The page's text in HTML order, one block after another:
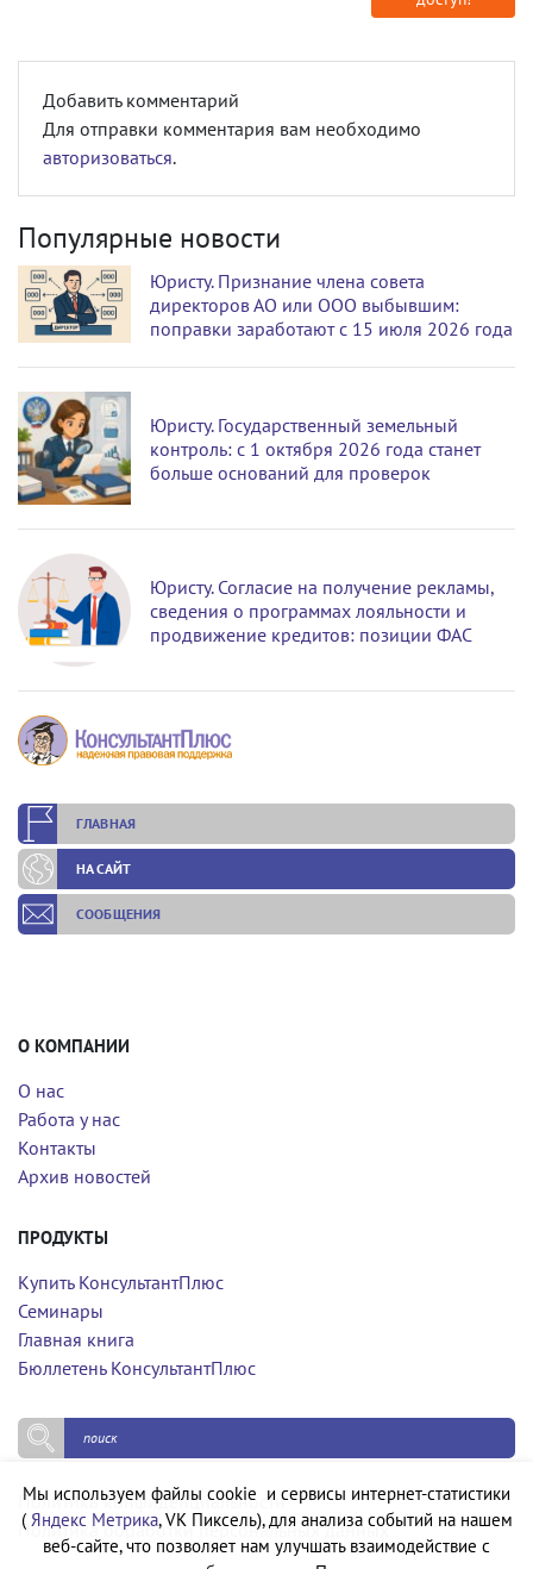
Добавить комментарий
Для отправки комментария вам необходимо
авторизоваться.
Популярные новости
Юристу. Признание члена совета
директоров АО или ООО выбывшим:
поправки заработают с 15 июля 2026 года
Юристу. Государственный земельный
контроль: с 1 октября 2026 года станет
больше оснований для проверок
Юристу. Согласие на получение рекламы,
сведения о программах лояльности и
продвижение кредитов: позиции ФАС
ГЛАВНАЯ
НА САЙТ
СООБЩЕНИЯ
О КОМПАНИИ
О нас
Работа у нас
Контакты
Архив новостей
ПРОДУКТЫ
Купить КонсультантПлюс
Семинары
Главная книга
Бюллетень КонсультантПлюс
Политика конфиденциальности
Политика обработки персональных данных
Мы используем файлы cookie и сервисы интернет-статистики
( Яндекс Метрика, VK Пиксель), для анализа событий на нашем
веб-сайте, что позволяет нам улучшать взаимодействие с